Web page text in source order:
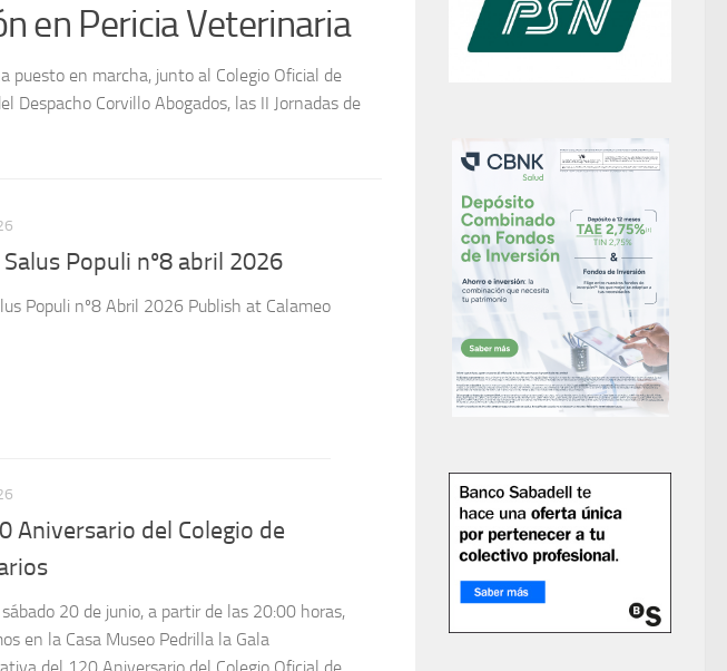
julio 2026
en Calaméo
El Ilustre Colegio
El Ilustre Colegio Oficial de Veterinarios de
aniversario con una gala especial celebrada
para homenajear más de...
Populi nº8 Abril 2026 Publish at Calameo
20 de junio, a partir de las 20:00 horas,
del 120 Aniversario del Colegio Oficial de
de Cáceres. Durante el acto...